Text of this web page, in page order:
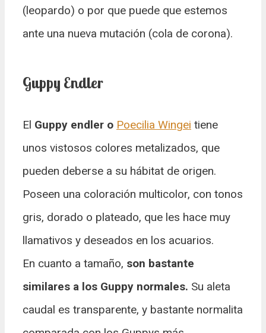
(leopardo) o por que puede que estemos
ante una nueva mutación (cola de corona).
Guppy Endler
El Guppy endler o Poecilia Wingei tiene
unos vistosos colores metalizados, que
pueden deberse a su hábitat de origen.
Poseen una coloración multicolor, con tonos
gris, dorado o plateado, que les hace muy
llamativos y deseados en los acuarios.
En cuanto a tamaño, son bastante
similares a los Guppy normales. Su aleta
caudal es transparente, y bastante normalita